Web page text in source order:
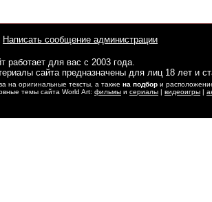
Написать сообщение администрации
работает для вас с 2003 года.
сайта предназначены для лиц 18 лет и
на оригинальные тексты, а также на подбор и
темы сайта World Art: фильмы и сериалы | видеоигры |